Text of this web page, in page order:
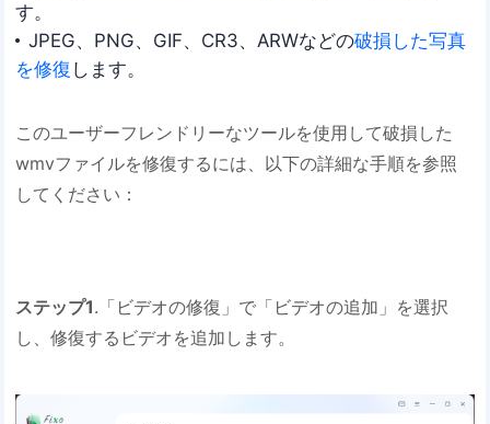
す。
JPEG、PNG、GIF、CR3、ARWなどの破損した写真
を修復 します。
このユーザーフレンドリーなツールを使用して破損した
wmvファイルを修復するには、以下の詳細な手順を参照
してください：
ステップ1.「ビデオの修復」で「ビデオの追加」を選択
し、修復するビデオを追加します。